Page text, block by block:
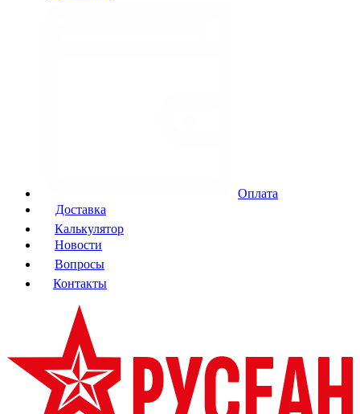
Оплата
Доставка
Калькулятор
Новости
Вопросы
Контакты